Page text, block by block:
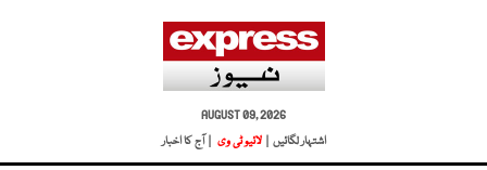
AUGUST 09, 2026
اشتہار لگائیں |
لائیو ٹی وی | آج کا اخبار